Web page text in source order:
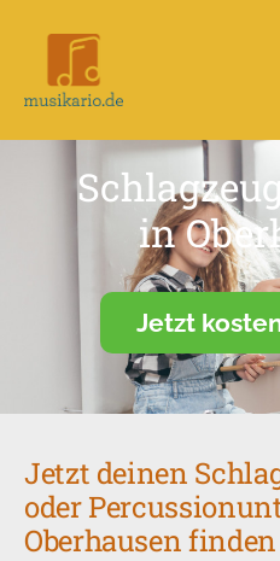
–
Portal
Musikunterricht
in
Jetzt
Jetzt deinen
oder
Oberhausen finden